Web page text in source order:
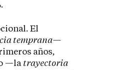
El
temprana—
años,
—la trayectoria